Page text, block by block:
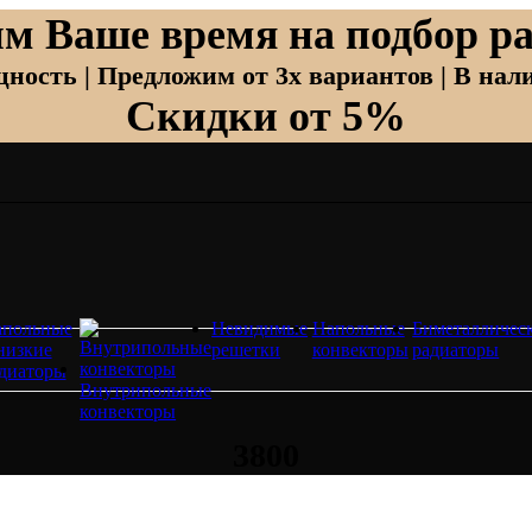
Ваше время на подбор
| Предложим от 3х вариантов | В
Скидки от 5%
Внутрипольные
конвекторы
Невидимые
решетки
Напольные
конвекторы радиаторы